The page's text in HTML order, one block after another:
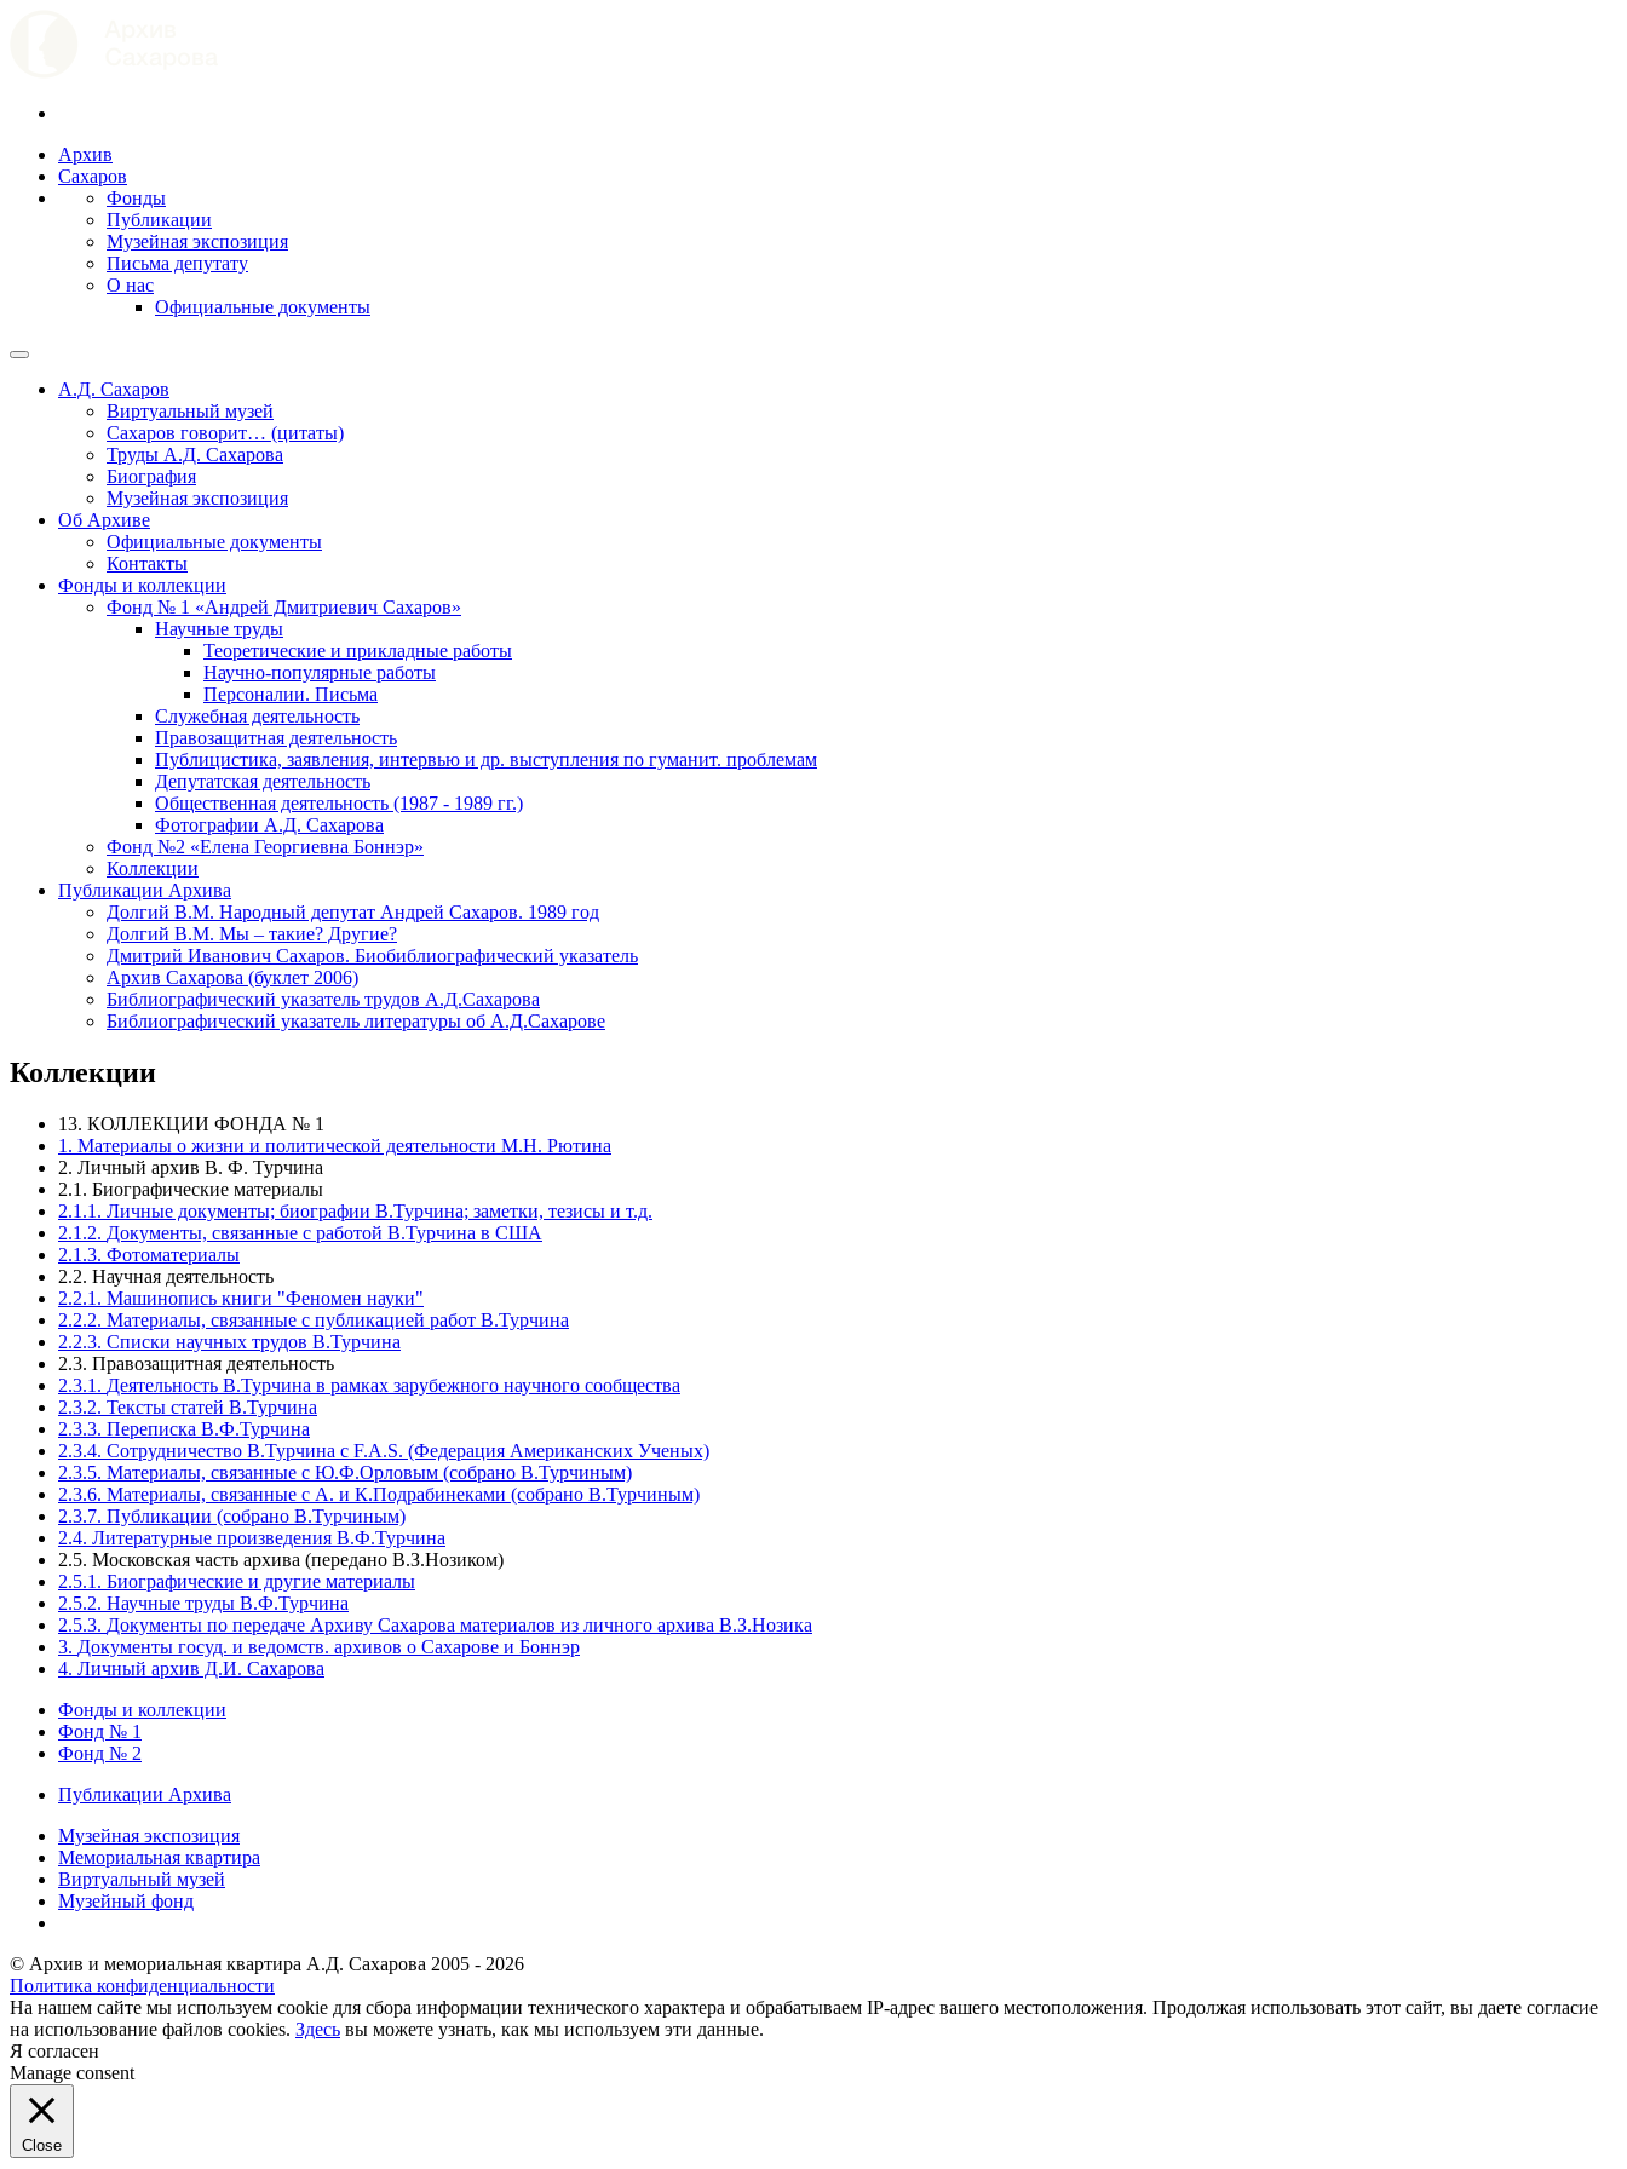
Архив
Сахаров
Фонды
Публикации
Музейная экспозиция
Письма депутату
О нас
Официальные документы
А.Д. Сахаров
Виртуальный музей
Сахаров говорит… (цитаты)
Труды А.Д. Сахарова
Биография
Музейная экспозиция
Об Архиве
Официальные документы
Контакты
Фонды и коллекции
Фонд № 1 «Андрей Дмитриевич Сахаров»
Научные труды
Теоретические и прикладные работы
Научно-популярные работы
Персоналии. Письма
Служебная деятельность
Правозащитная деятельность
Публицистика, заявления, интервью и др. выступления по гуманит. проблемам
Депутатская деятельность
Общественная деятельность (1987 - 1989 гг.)
Фотографии А.Д. Сахарова
Фонд №2 «Елена Георгиевна Боннэр»
Коллекции
Публикации Архива
Долгий В.М. Народный депутат Андрей Сахаров. 1989 год
Долгий В.М. Мы – такие? Другие?
Дмитрий Иванович Сахаров. Биобиблиографический указатель
Архив Сахарова (буклет 2006)
Библиографический указатель трудов А.Д.Сахарова
Библиографический указатель литературы об А.Д.Сахарове
Коллекции
13. КОЛЛЕКЦИИ ФОНДА № 1
1. Материалы о жизни и политической деятельности М.Н. Рютина
2. Личный архив В. Ф. Турчина
2.1. Биографические материалы
2.1.1. Личные документы; биографии В.Турчина; заметки, тезисы и т.д.
2.1.2. Документы, связанные с работой В.Турчина в США
2.1.3. Фотоматериалы
2.2. Научная деятельность
2.2.1. Машинопись книги "Феномен науки"
2.2.2. Материалы, связанные с публикацией работ В.Турчина
2.2.3. Списки научных трудов В.Турчина
2.3. Правозащитная деятельность
2.3.1. Деятельность В.Турчина в рамках зарубежного научного сообщества
2.3.2. Тексты статей В.Турчина
2.3.3. Переписка В.Ф.Турчина
2.3.4. Сотрудничество В.Турчина с F.A.S. (Федерация Американских Ученых)
2.3.5. Материалы, связанные с Ю.Ф.Орловым (собрано В.Турчиным)
2.3.6. Материалы, связанные с А. и К.Подрабинеками (собрано В.Турчиным)
2.3.7. Публикации (собрано В.Турчиным)
2.4. Литературные произведения В.Ф.Турчина
2.5. Московская часть архива (передано В.З.Нозиком)
2.5.1. Биографические и другие материалы
2.5.2. Научные труды В.Ф.Турчина
2.5.3. Документы по передаче Архиву Сахарова материалов из личного архива В.З.Нозика
3. Документы госуд. и ведомств. архивов о Сахарове и Боннэр
4. Личный архив Д.И. Сахарова
Фонды и коллекции
Фонд № 1
Фонд № 2
Публикации Архива
Музейная экспозиция
Мемориальная квартира
Виртуальный музей
Музейный фонд
© Архив и мемориальная квартира А.Д. Сахарова 2005 - 2026
Политика конфиденциальности
На нашем сайте мы используем cookie для сбора информации технического характера и обрабатываем IP-адрес вашего местоположения. Продолжая использовать этот сайт, вы даете согласие
на использование файлов cookies. Здесь вы можете узнать, как мы используем эти данные.
Я согласен
Manage consent
Close